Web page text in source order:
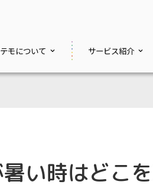
モについて サービス紹介
い時はどこ